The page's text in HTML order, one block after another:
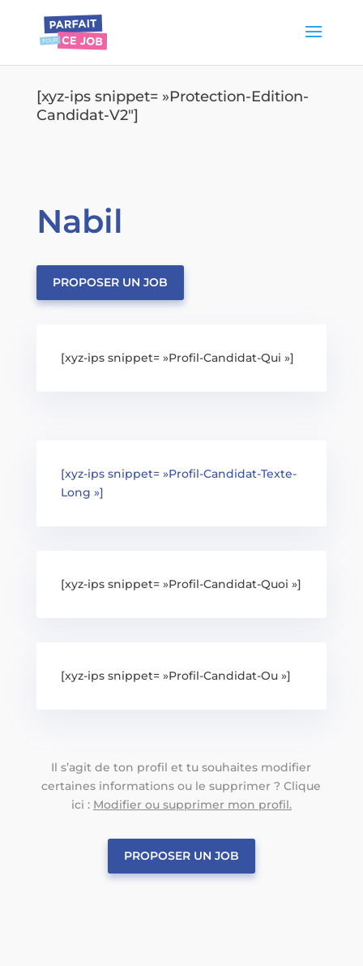
[xyz-ips snippet= »Protection-Edition-
Candidat-V2″]
Nabil
PROPOSER UN JOB
[xyz-ips snippet= »Profil-Candidat-Qui »]
[xyz-ips snippet= »Profil-Candidat-Texte-
Long »]
[xyz-ips snippet= »Profil-Candidat-Quoi »]
[xyz-ips snippet= »Profil-Candidat-Ou »]
Il s’agit de ton profil et tu souhaites modifier
certaines informations ou le supprimer ? Clique
ici : Modifier ou supprimer mon profil.
PROPOSER UN JOB